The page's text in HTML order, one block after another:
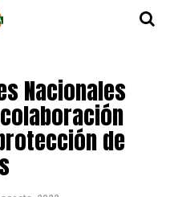
Nacionales
de